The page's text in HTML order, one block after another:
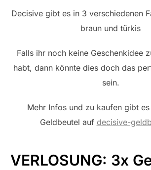
Decisive gibt es in 3 verschiedenen
braun und türkis
Falls ihr noch keine Geschenkidee
habt, dann könnte dies doch das
sein.
Mehr Infos und zu kaufen gibt
Geldbeutel auf decisive-
VERLOSUNG: 3x